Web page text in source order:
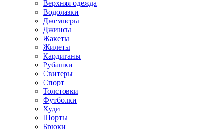
Верхняя одежда
Водолазки
Джемперы
Джинсы
Жакеты
Жилеты
Кардиганы
Рубашки
Свитеры
Спорт
Толстовки
Футболки
Худи
Шорты
Брюки